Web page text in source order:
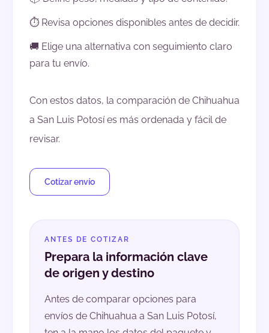
⏱️ Revisa opciones disponibles antes de decidir.
🚚 Elige una alternativa con seguimiento claro
para tu envío.
Con estos datos, la comparación de Chihuahua
a San Luis Potosí es más ordenada y fácil de
revisar.
Cotizar envío
ANTES DE COTIZAR
Prepara la información clave
de origen y destino
Antes de comparar opciones para
envíos de Chihuahua a San Luis Potosí,